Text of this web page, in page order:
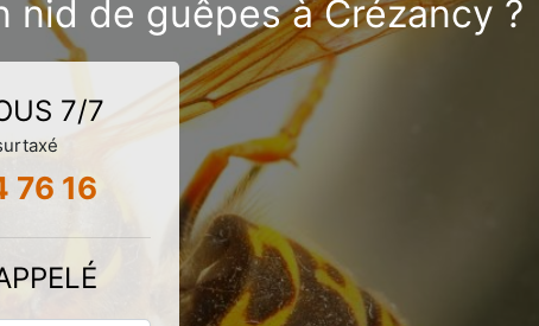
nid de guêpes à Crézancy ?
7/7
76 16